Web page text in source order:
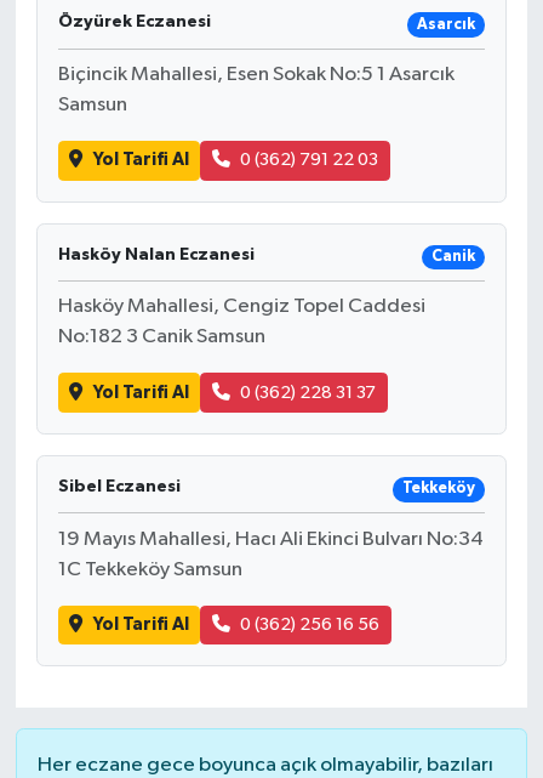
Özyürek Eczanesi Asarcık
Biçincik Mahallesi, Esen Sokak No:5 1 Asarcık
Samsun
Yol Tarifi Al 0 (362) 791 22 03
Hasköy Nalan Eczanesi Canik
Hasköy Mahallesi, Cengiz Topel Caddesi
No:182 3 Canik Samsun
Yol Tarifi Al 0 (362) 228 31 37
Sibel Eczanesi Tekkeköy
19 Mayıs Mahallesi, Hacı Ali Ekinci Bulvarı No:34
1C Tekkeköy Samsun
Yol Tarifi Al 0 (362) 256 16 56
Her eczane gece boyunca açık olmayabilir, bazıları